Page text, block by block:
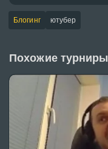
Блогинг ютубер
Похожие турниры